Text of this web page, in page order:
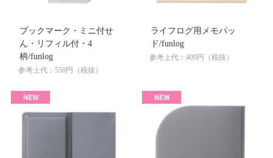
ブックマーク・ミニ付せ
ん・リフィル付・4
柄/funlog
参考上代：550円（税抜）
ライフログ用メモパッ
ド/funlog
参考上代：400円（税抜）